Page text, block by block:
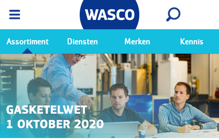
Ga naar de Wasco app
Bekijk
Assortiment Diensten Merken Kennis